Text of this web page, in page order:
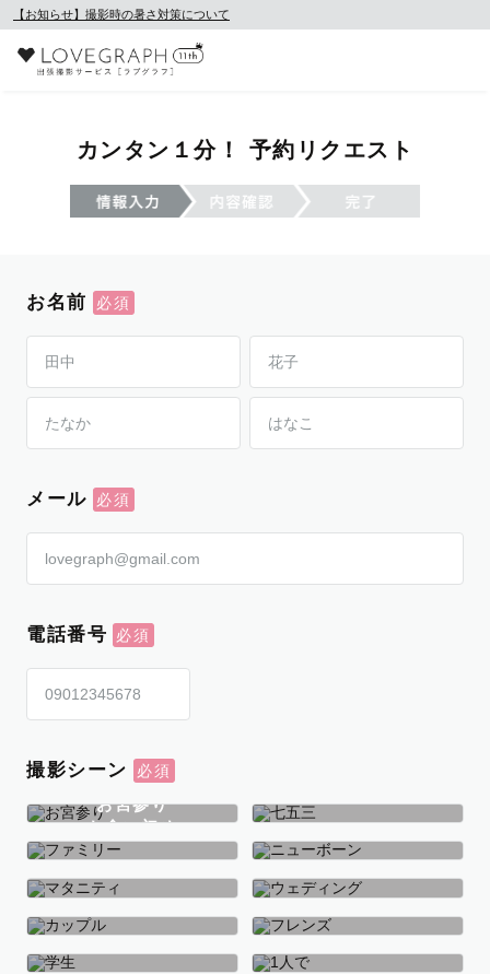
【お知らせ】撮影時の暑さ対策について
カンタン１分！ 予約リクエスト
お名前
メール
電話番号
撮影シーン
お宮参り
お食い初め
七五三
ファミリー ニューボーン
マタニティ ウェディング
カップル フレンズ